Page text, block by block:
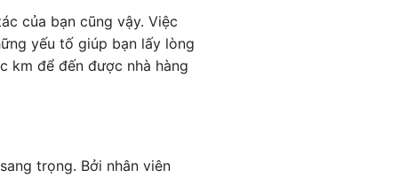
của bạn cũng vậy. Việc
yếu tố giúp bạn lấy lòng
km để đến được nhà hàng
trọng. Bởi nhân viên